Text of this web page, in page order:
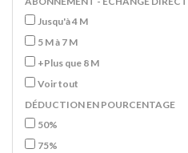
Jusqu'à 4 M
5 M à 7 M
+Plus que 8 M
Voir tout
DÉDUCTION EN POURCENTAGE
50%
75%